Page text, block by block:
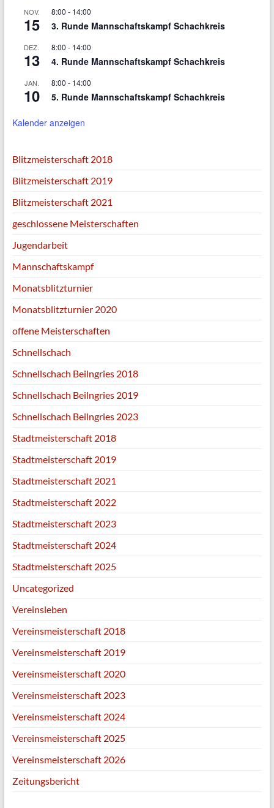
NOV.
15
8:00 - 14:00
3. Runde Mannschaftskampf Schachkreis
DEZ.
13
8:00 - 14:00
4. Runde Mannschaftskampf Schachkreis
JAN.
10
8:00 - 14:00
5. Runde Mannschaftskampf Schachkreis
Kalender anzeigen
Blitzmeisterschaft 2018
Blitzmeisterschaft 2019
Blitzmeisterschaft 2021
geschlossene Meisterschaften
Jugendarbeit
Mannschaftskampf
Monatsblitzturnier
Monatsblitzturnier 2020
offene Meisterschaften
Schnellschach
Schnellschach Beilngries 2018
Schnellschach Beilngries 2019
Schnellschach Beilngries 2023
Stadtmeisterschaft 2018
Stadtmeisterschaft 2019
Stadtmeisterschaft 2021
Stadtmeisterschaft 2022
Stadtmeisterschaft 2023
Stadtmeisterschaft 2024
Stadtmeisterschaft 2025
Uncategorized
Vereinsleben
Vereinsmeisterschaft 2018
Vereinsmeisterschaft 2019
Vereinsmeisterschaft 2020
Vereinsmeisterschaft 2023
Vereinsmeisterschaft 2024
Vereinsmeisterschaft 2025
Vereinsmeisterschaft 2026
Zeitungsbericht